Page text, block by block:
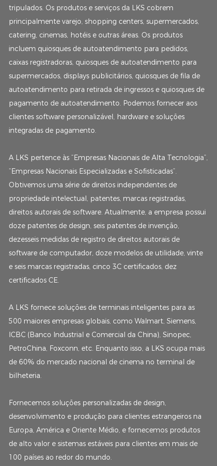
tripulados. Os produtos e serviços da LKS cobrem
principalmente varejo, shopping centers, supermercados,
catering, cinemas, hotéis e outras áreas. Os produtos
incluem quiosques de autoatendimento para pedidos,
caixas registradoras, quiosques de autoatendimento para
supermercados, displays publicitários, quiosques de fila de
autoatendimento para retirada de ingressos e quiosques de
pagamento de autoatendimento. Podemos fornecer aos
clientes software personalizável, hardware e soluções
integradas de pagamento.
A LKS pertence às “Empresas Nacionais de Alta Tecnologia”,
“Empresas Nacionais Especializadas e Sofisticadas”.
Obtivemos uma série de direitos independentes de
propriedade intelectual, patentes, marcas registradas,
direitos autorais de software. Atualmente, a empresa possui
doze patentes de design, seis patentes de invenção,
dezesseis medidas de registro de direitos autorais de
software de computador, doze modelos de utilidade, vinte
e seis marcas registradas, cinco 3C certificados, dez
certificados CE.
A LKS fornece soluções de terminais inteligentes para as
500 maiores empresas globais, como Walmart, Siemens,
ICBC (Banco Industrial e Comercial da China), Sinopec,
PetroChina, Foxconn, etc. Enquanto isso, a LKS ocupa mais
de 60% do mercado nacional de cinema no terminal de
bilheteria.
Fornecemos soluções personalizadas de design,
desenvolvimento e produção para clientes estrangeiros na
Europa, América e Oriente Médio, e fornecemos produtos
de alto valor e sistemas estáveis ​​para clientes em mais de
100 países ao redor do mundo.